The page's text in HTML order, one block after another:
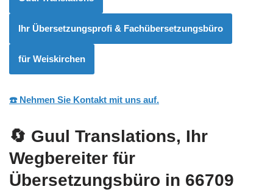
Ihr Übersetzungsprofi & Fachübersetzungsbüro
für Weiskirchen
☎️ Nehmen Sie Kontakt mit uns auf.
🔄 Guul Translations, Ihr
Wegbereiter für
Übersetzungsbüro in 66709